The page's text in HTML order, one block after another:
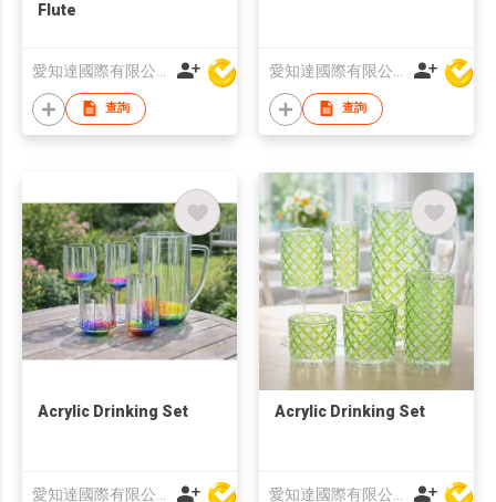
Flute
查詢 查詢
Acrylic Drinking Set Acrylic Drinking Set